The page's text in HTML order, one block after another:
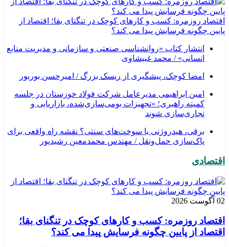
اقتصاد روزمره: کسب‌ و کارهای کوچک در تنگنای بقا؛ اقتصاد از
پایین چگونه فرسایش پیدا می کند؟
انتشار کتاب «روانشناسی صنعتی و سازمانی و مدیریت منابع
انسانی» / محمد غبیشاوی
امضا کوچک، پیشگیری از ریسک بزرگ / امیرحسن بوربور
امین ابراهیمی مدیرعامل شرکت فولاد خوزستان در جلسه
کمیته راهبری؛ «تجهیزات بومی‌سازی‌شده، بازاریابی و
تجاری‌سازی شوند
برقی، هیدروژنی یا سوخت‌های سنتی؟ نقشه راه واقعی برای
پاک‌سازی حمل‌ونقل / مهندس محمدمعین رشیدپور
اقتصادی
02 آگوست 2026
اقتصاد روزمره: کسب‌ و کارهای کوچک در تنگنای بقا؛
اقتصاد از پایین چگونه فرسایش پیدا می کند؟